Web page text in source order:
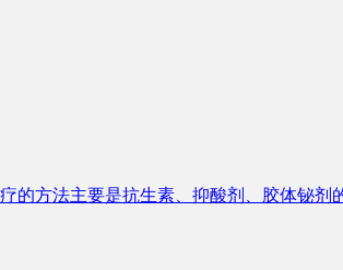
的方法主要是抗生素、抑酸剂、胶体铋剂